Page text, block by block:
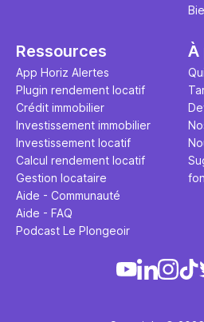
Ressources
App Horiz Alertes
Plugin rendement locatif
Crédit immobilier
Investissement immobilier
Investissement locatif
Calcul rendement locatif
Gestion locataire
Aide - Communauté
Aide - FAQ
Podcast Le Plongeoir
À